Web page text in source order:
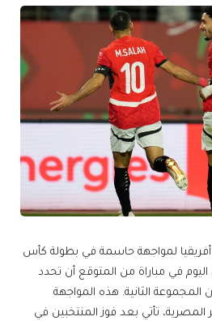
لمواجهة حاسمة في بطولة كأس
اليوم في مباراة من المتوقع أن تحدد
الثانية. هذه المواجهة
المصرية، تأتي بعد فوز المنتخبين في